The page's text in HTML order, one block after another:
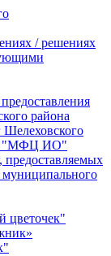
/ решениях
района
"МФЦ ИО"
цветочек"